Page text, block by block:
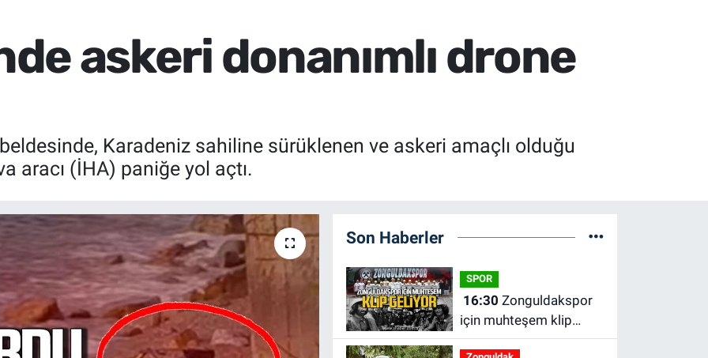
askeri donanımlı drone
Karadeniz sahiline sürüklenen ve askeri amaçlı olduğu
aracı (İHA) paniğe yol açtı.
Son Haberler
SPOR
16:30
için muhteşem klip
geliyor.